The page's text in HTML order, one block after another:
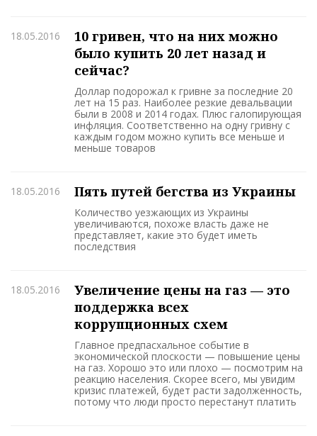
18.05.2016
10 гривен, что на них можно
было купить 20 лет назад и
сейчас?
Доллар подорожал к гривне за последние 20
лет на 15 раз. Наиболее резкие девальвации
были в 2008 и 2014 годах. Плюс галопирующая
инфляция. Соответственно на одну гривну с
каждым годом можно купить все меньше и
меньше товаров
18.05.2016 Пять путей бегства из Украины
Количество уезжающих из Украины
увеличиваются, похоже власть даже не
представляет, какие это будет иметь
последствия
18.05.2016
Увеличение цены на газ — это
поддержка всех
коррупционных схем
Главное предпасхальное событие в
экономической плоскости — повышение цены
на газ. Хорошо это или плохо — посмотрим на
реакцию населения. Скорее всего, мы увидим
кризис платежей, будет расти задолженность,
потому что люди просто перестанут платить